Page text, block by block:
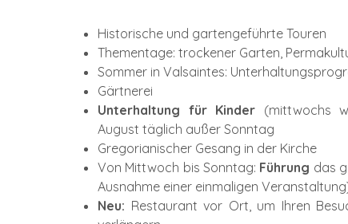
Historische und gartengeführte Touren
Thementage: trockener Garten,
Sommer in Valsaintes:
Gärtnerei
Unterhaltung für Kinder (mittwochs
August täglich außer Sonntag
Gregorianischer Gesang in der Kirche
Von Mittwoch bis Sonntag: Führung das
Ausnahme einer einmaligen
Neu: Restaurant vor Ort, um Ihren